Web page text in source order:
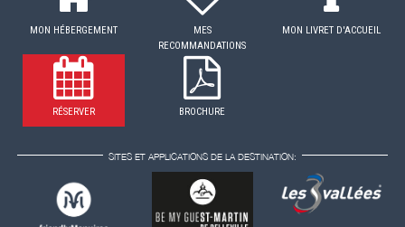
MON HÉBERGEMENT
MES
RECOMMANDATIONS
MON LIVRET D'ACCUEIL
RÉSERVER BROCHURE
SITES ET APPLICATIONS DE LA DESTINATION: